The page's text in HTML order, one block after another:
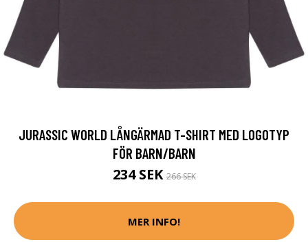
JURASSIC WORLD LÅNGÄRMAD T-SHIRT MED LOGOTYP
FÖR BARN/BARN
234 SEK266 SEK
MER INFO!